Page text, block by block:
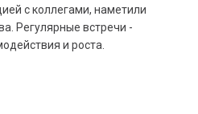
с коллегами, наметили
Регулярные встречи -
и роста.